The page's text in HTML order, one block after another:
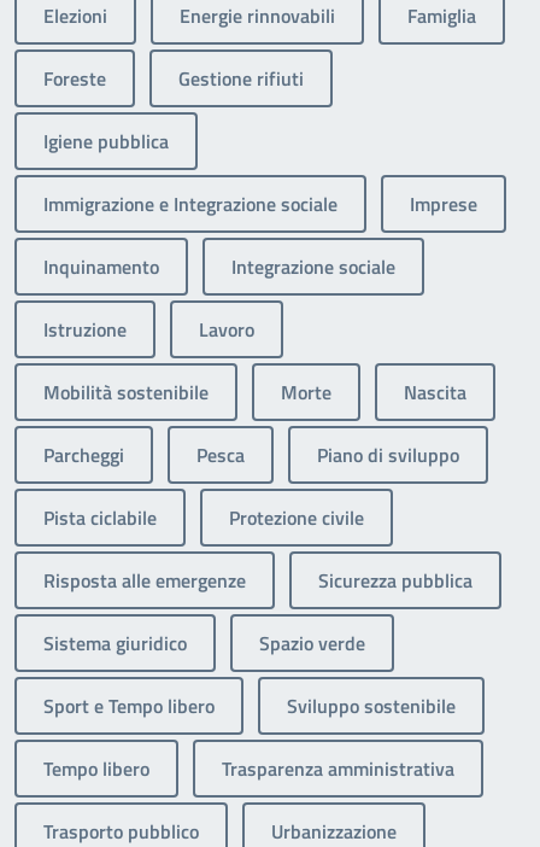
Elezioni Energie rinnovabili Famiglia
Foreste Gestione rifiuti
Igiene pubblica
Immigrazione e Integrazione sociale Imprese
Inquinamento Integrazione sociale
Istruzione Lavoro
Mobilità sostenibile Morte Nascita
Parcheggi Pesca Piano di sviluppo
Pista ciclabile Protezione civile
Risposta alle emergenze Sicurezza pubblica
Sistema giuridico Spazio verde
Sport e Tempo libero Sviluppo sostenibile
Tempo libero Trasparenza amministrativa
Trasporto pubblico Urbanizzazione